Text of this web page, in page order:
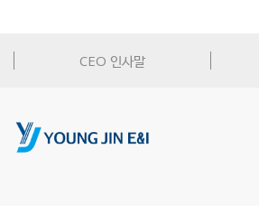
CEO 인사말